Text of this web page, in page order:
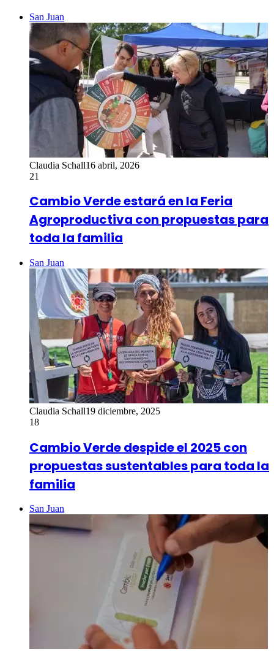
San Juan
Claudia Schall16 abril, 2026
21
Cambio Verde estará en la Feria
Agroproductiva con propuestas para
toda la familia
San Juan
Claudia Schall19 diciembre, 2025
18
Cambio Verde despide el 2025 con
propuestas sustentables para toda la
familia
San Juan